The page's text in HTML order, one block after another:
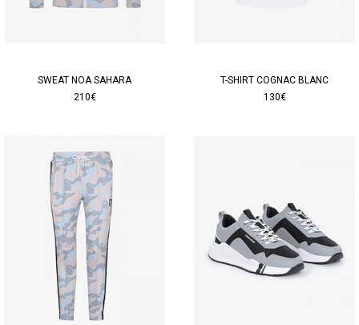
SWEAT NOA SAHARA
210€
T-SHIRT COGNAC BLANC
130€